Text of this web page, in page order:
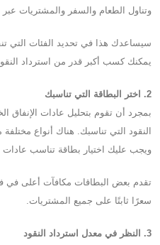
وتناول الطعام والسفر والمشتريات عبر
سيساعدك هذا في تحديد الفئات التي
يمكنك كسب أكبر قدر من استرداد
2. اختر البطاقة التي تناسبك
بمجرد أن تقوم بتحليل عادات الإنفاق
النقود التي تناسبك. هناك أنواع
ويجب عليك اختيار بطاقة تناسب عادات
تقدم بعض البطاقات مكافآت أعلى في
سعرًا ثابتًا على جميع المشتريات.
3. النظر في معدل استرداد النقود